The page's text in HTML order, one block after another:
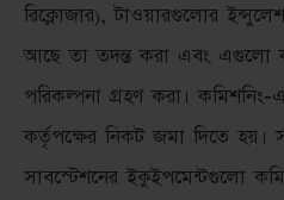
রিক্লোজার), টাওয়ারগুলোর
আছে তা তদন্ত করা এবং এগুলো
পরিকল্পনা গ্রহণ করা।
কর্তৃপক্ষের নিকট জমা দিতে হয়।
সাবস্টেশনের ইকুইপমেন্টগুলো